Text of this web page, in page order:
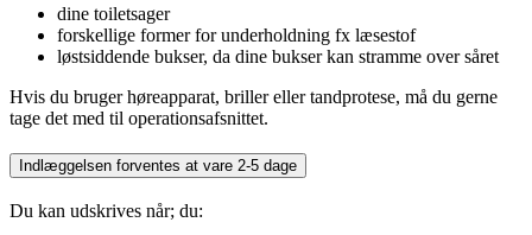
dine toiletsager
forskellige former for underholdning fx læsestof
løstsiddende bukser, da dine bukser kan stramme over såret
Hvis du bruger høreapparat, briller eller tandprotese, må du gerne
tage det med til operationsafsnittet.
Indlæggelsen forventes at vare 2-5 dage
Du kan udskrives når; du: